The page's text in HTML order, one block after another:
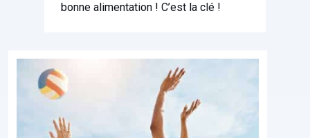
bonne alimentation ! C’est la clé !